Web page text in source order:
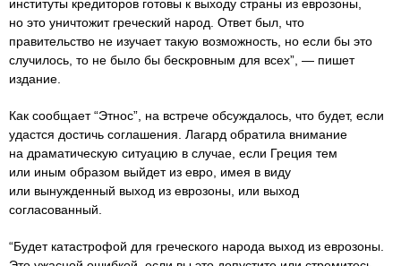
институты кредиторов готовы к выходу страны из еврозоны,
но это уничтожит греческий народ. Ответ был, что
правительство не изучает такую возможность, но если бы это
случилось, то не было бы бескровным для всех”, — пишет
издание.
Как сообщает “Этнос”, на встрече обсуждалось, что будет, если
удастся достичь соглашения. Лагард обратила внимание
на драматическую ситуацию в случае, если Греция тем
или иным образом выйдет из евро, имея в виду
или вынужденный выход из еврозоны, или выход
согласованный.
“Будет катастрофой для греческого народа выход из еврозоны.